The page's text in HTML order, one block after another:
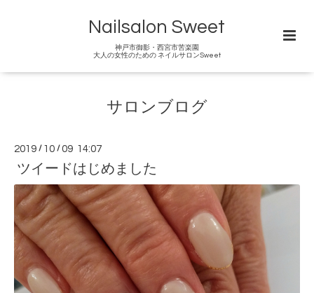
Nailsalon Sweet
神戸市御影・西宮市苦楽園
大人の女性のための ネイルサロンSweet
サロンブログ
2019 / 10 /09 14:07
ツイードはじめました